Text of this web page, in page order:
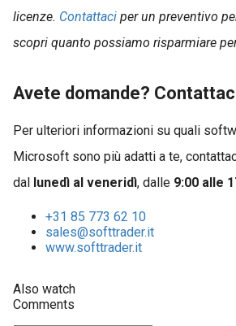
licenze. Contattaci per un preventivo
scopri quanto possiamo risparmiare
Avete domande?
Per ulteriori informazioni su quali
Microsoft sono più adatti a te,
dal
lunedì al veneridì, dalle 9:00 alle
+31 85 773 62 10
sales@softtrader.it
www.softtrader.it
Also watch
Comments